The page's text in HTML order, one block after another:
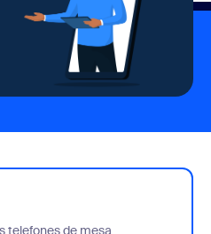
telefones de mesa
dos telefones de mesa